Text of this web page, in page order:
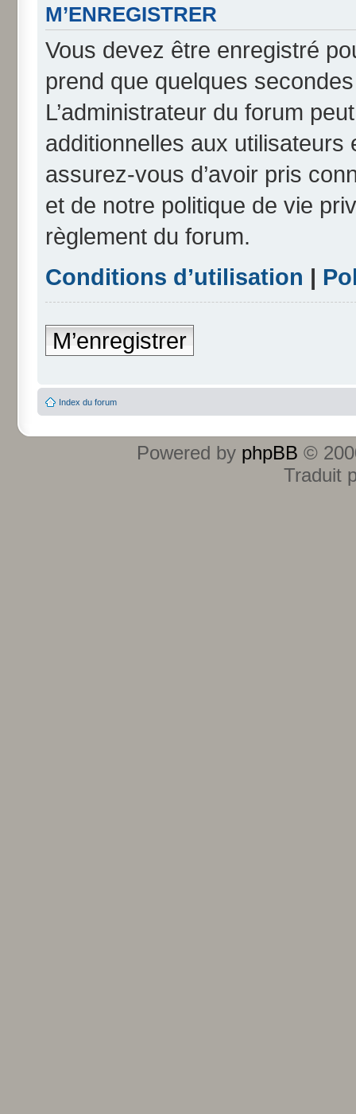
M’ENREGISTRER
Vous devez être enregistré
prend que quelques
L’administrateur du forum
additionnelles aux
assurez-vous d’avoir pris
et de notre politique de vie
règlement du forum.
Conditions d’utilisation |
M’enregistrer
Index du forum
Powered by phpBB ©
Traduit